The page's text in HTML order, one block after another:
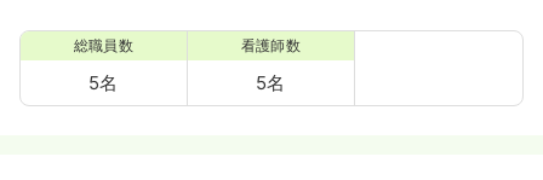
総職員数
5名
看護師数
5名